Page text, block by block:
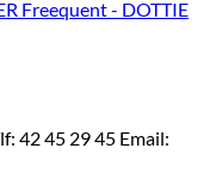
Freequent - DOTTIE
42 45 29 45 Email: